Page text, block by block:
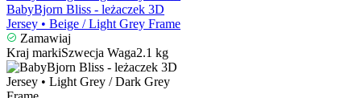
BabyBjorn Bliss - leżaczek 3D
Jersey • Beige / Light Grey Frame
Zamawiaj
Kraj markiSzwecja Waga2.1 kg